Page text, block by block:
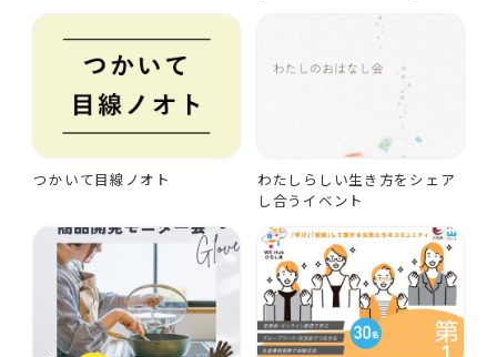
つかいて目線ノオト
わたしらしい生き方をシェア
し合うイベント